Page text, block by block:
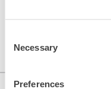
Selection
Necessary
Preferences